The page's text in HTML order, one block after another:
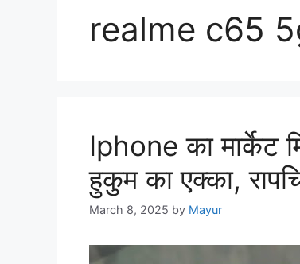
realme c65
Iphone का मार्केट
हुकुम का एक्का,
March 8, 2025 by Mayur